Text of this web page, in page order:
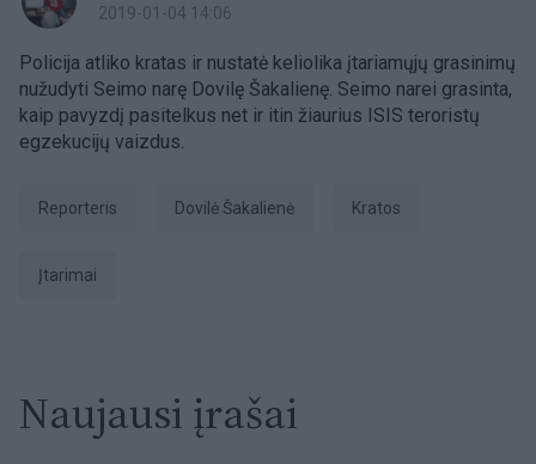
2019-01-04 14:06
Policija atliko kratas ir nustatė keliolika įtariamųjų grasinimų
nužudyti Seimo narę Dovilę Šakalienę. Seimo narei grasinta,
kaip pavyzdį pasitelkus net ir itin žiaurius ISIS teroristų
egzekucijų vaizdus.
Reporteris Dovilė Šakalienė kratos
įtarimai
Naujausi įrašai